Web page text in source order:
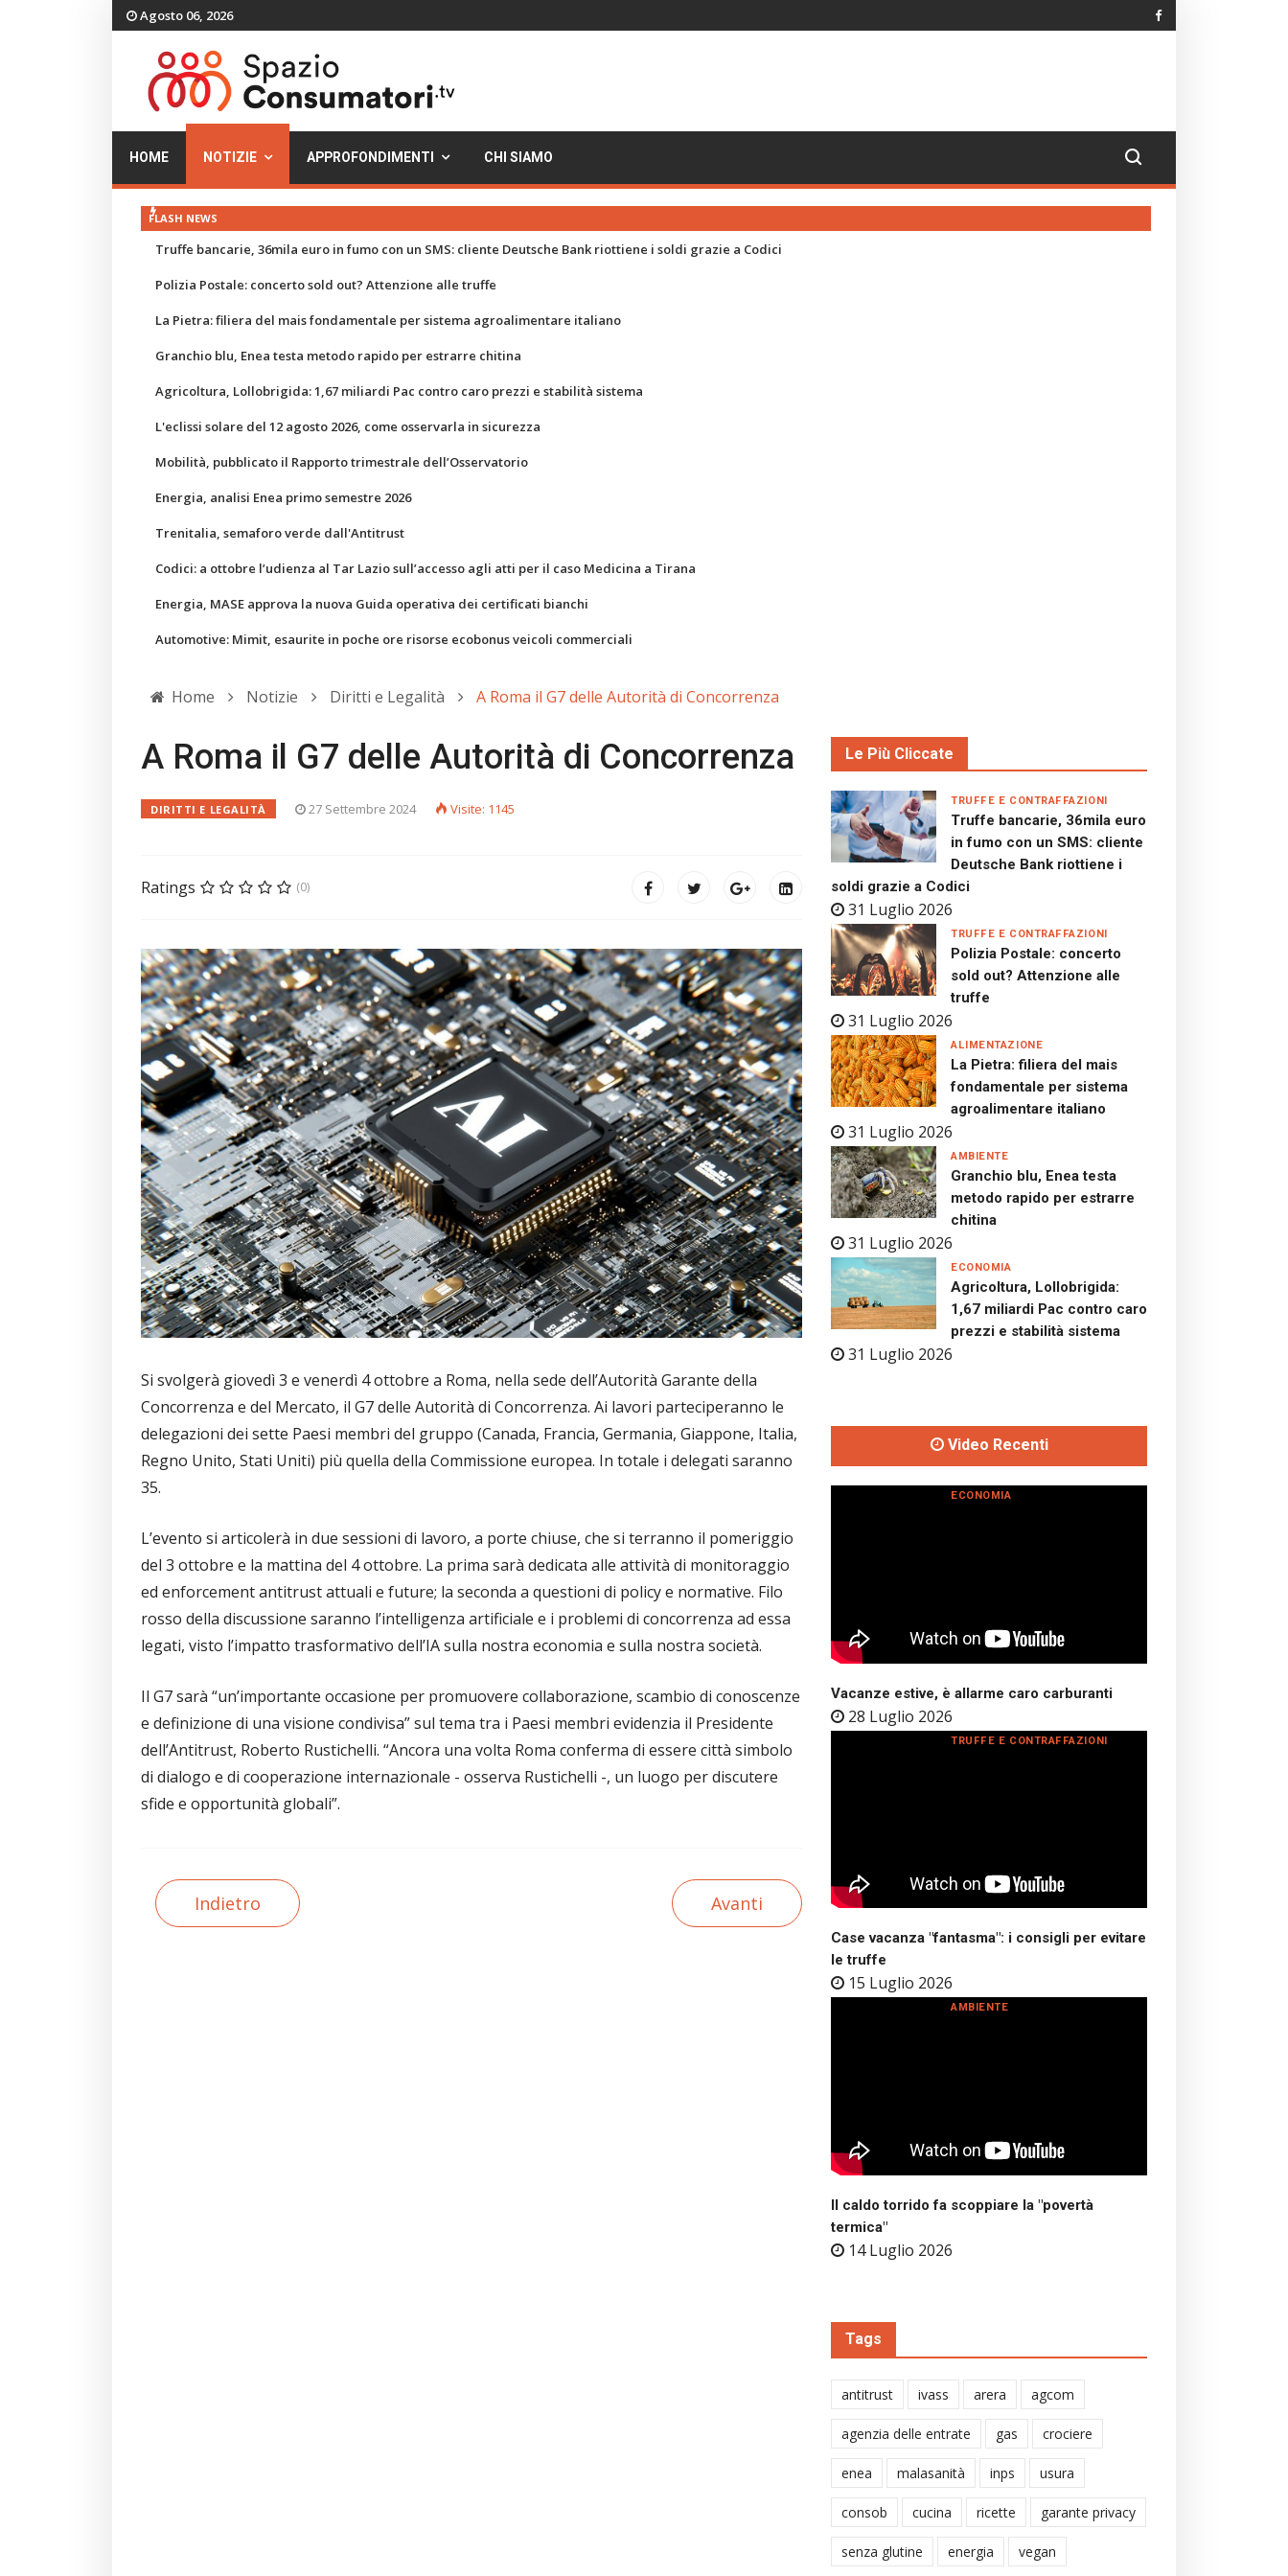
Agosto 06, 2026
HOME NOTIZIE APPROFONDIMENTI CHI SIAMO
FLASH NEWS
Truffe bancarie, 36mila euro in fumo con un SMS: cliente Deutsche Bank riottiene i soldi grazie a Codici
Polizia Postale: concerto sold out? Attenzione alle truffe
La Pietra: filiera del mais fondamentale per sistema agroalimentare italiano
Granchio blu, Enea testa metodo rapido per estrarre chitina
Agricoltura, Lollobrigida: 1,67 miliardi Pac contro caro prezzi e stabilità sistema
L'eclissi solare del 12 agosto 2026, come osservarla in sicurezza
Mobilità, pubblicato il Rapporto trimestrale dell’Osservatorio
Energia, analisi Enea primo semestre 2026
Trenitalia, semaforo verde dall'Antitrust
Codici: a ottobre l’udienza al Tar Lazio sull’accesso agli atti per il caso Medicina a Tirana
Energia, MASE approva la nuova Guida operativa dei certificati bianchi
Automotive: Mimit, esaurite in poche ore risorse ecobonus veicoli commerciali
Home Notizie Diritti e Legalità A Roma il G7 delle Autorità di Concorrenza
A Roma il G7 delle Autorità di Concorrenza
DIRITTI E LEGALITÀ 27 Settembre 2024 Visite: 1145
Ratings (0)
Si svolgerà giovedì 3 e venerdì 4 ottobre a Roma, nella sede dell’Autorità Garante della
Concorrenza e del Mercato, il G7 delle Autorità di Concorrenza. Ai lavori parteciperanno le
delegazioni dei sette Paesi membri del gruppo (Canada, Francia, Germania, Giappone, Italia,
Regno Unito, Stati Uniti) più quella della Commissione europea. In totale i delegati saranno
35.
L’evento si articolerà in due sessioni di lavoro, a porte chiuse, che si terranno il pomeriggio
del 3 ottobre e la mattina del 4 ottobre. La prima sarà dedicata alle attività di monitoraggio
ed enforcement antitrust attuali e future; la seconda a questioni di policy e normative. Filo
rosso della discussione saranno l’intelligenza artificiale e i problemi di concorrenza ad essa
legati, visto l’impatto trasformativo dell’IA sulla nostra economia e sulla nostra società.
Il G7 sarà “un’importante occasione per promuovere collaborazione, scambio di conoscenze
e definizione di una visione condivisa” sul tema tra i Paesi membri evidenzia il Presidente
dell’Antitrust, Roberto Rustichelli. “Ancora una volta Roma conferma di essere città simbolo
di dialogo e di cooperazione internazionale - osserva Rustichelli -, un luogo per discutere
sfide e opportunità globali”.
Indietro Avanti
Le Più Cliccate
Truffe bancarie, 36mila euro
in fumo con un SMS: cliente
Deutsche Bank riottiene i
soldi grazie a Codici
31 Luglio 2026
TRUFFE E CONTRAFFAZIONI
Polizia Postale: concerto
sold out? Attenzione alle
truffe
31 Luglio 2026
TRUFFE E CONTRAFFAZIONI
La Pietra: filiera del mais
fondamentale per sistema
agroalimentare italiano
31 Luglio 2026
ALIMENTAZIONE
Granchio blu, Enea testa
metodo rapido per estrarre
chitina
31 Luglio 2026
AMBIENTE
Agricoltura, Lollobrigida:
1,67 miliardi Pac contro caro
prezzi e stabilità sistema
31 Luglio 2026
ECONOMIA
Video Recenti
Vacanze estive, è allarme caro carburanti
28 Luglio 2026
ECONOMIA
Case vacanza "fantasma": i consigli per evitare
le truffe
15 Luglio 2026
TRUFFE E CONTRAFFAZIONI
Il caldo torrido fa scoppiare la "povertà
termica"
14 Luglio 2026
AMBIENTE
Tags
antitrust ivass arera agcom
agenzia delle entrate gas crociere
enea malasanità inps usura
consob cucina ricette garante privacy
senza glutine energia vegan